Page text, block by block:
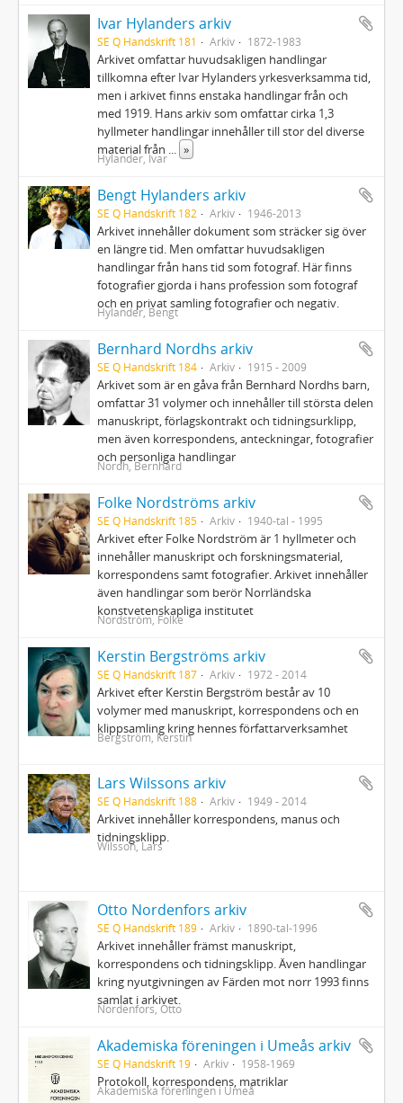
Ivar Hylanders arkiv
SE Q Handskrift 181 Arkiv 1872-1983
Arkivet omfattar huvudsakligen handlingar
tillkomna efter Ivar Hylanders yrkesverksamma tid,
men i arkivet finns enstaka handlingar från och
med 1919. Hans arkiv som omfattar cirka 1,3
hyllmeter handlingar innehåller till stor del diverse
material från ... »
Hylander, Ivar
Bengt Hylanders arkiv
SE Q Handskrift 182 Arkiv 1946-2013
Arkivet innehåller dokument som sträcker sig över
en längre tid. Men omfattar huvudsakligen
handlingar från hans tid som fotograf. Här finns
fotografier gjorda i hans profession som fotograf
och en privat samling fotografier och negativ.
Hylander, Bengt
Bernhard Nordhs arkiv
SE Q Handskrift 184 Arkiv 1915 - 2009
Arkivet som är en gåva från Bernhard Nordhs barn,
omfattar 31 volymer och innehåller till största delen
manuskript, förlagskontrakt och tidningsurklipp,
men även korrespondens, anteckningar, fotografier
och personliga handlingar
Nordh, Bernhard
Folke Nordströms arkiv
SE Q Handskrift 185 Arkiv 1940-tal - 1995
Arkivet efter Folke Nordström är 1 hyllmeter och
innehåller manuskript och forskningsmaterial,
korrespondens samt fotografier. Arkivet innehåller
även handlingar som berör Norrländska
konstvetenskapliga institutet
Nordström, Folke
Kerstin Bergströms arkiv
SE Q Handskrift 187 Arkiv 1972 - 2014
Arkivet efter Kerstin Bergström består av 10
volymer med manuskript, korrespondens och en
klippsamling kring hennes författarverksamhet
Bergström, Kerstin
Lars Wilssons arkiv
SE Q Handskrift 188 Arkiv 1949 - 2014
Arkivet innehåller korrespondens, manus och
tidningsklipp.
Wilsson, Lars
Otto Nordenfors arkiv
SE Q Handskrift 189 Arkiv 1890-tal-1996
Arkivet innehåller främst manuskript,
korrespondens och tidningsklipp. Även handlingar
kring nyutgivningen av Färden mot norr 1993 finns
samlat i arkivet.
Nordenfors, Otto
Akademiska föreningen i Umeås arkiv
SE Q Handskrift 19 Arkiv 1958-1969
Protokoll, korrespondens, matriklar
Akademiska föreningen i Umeå